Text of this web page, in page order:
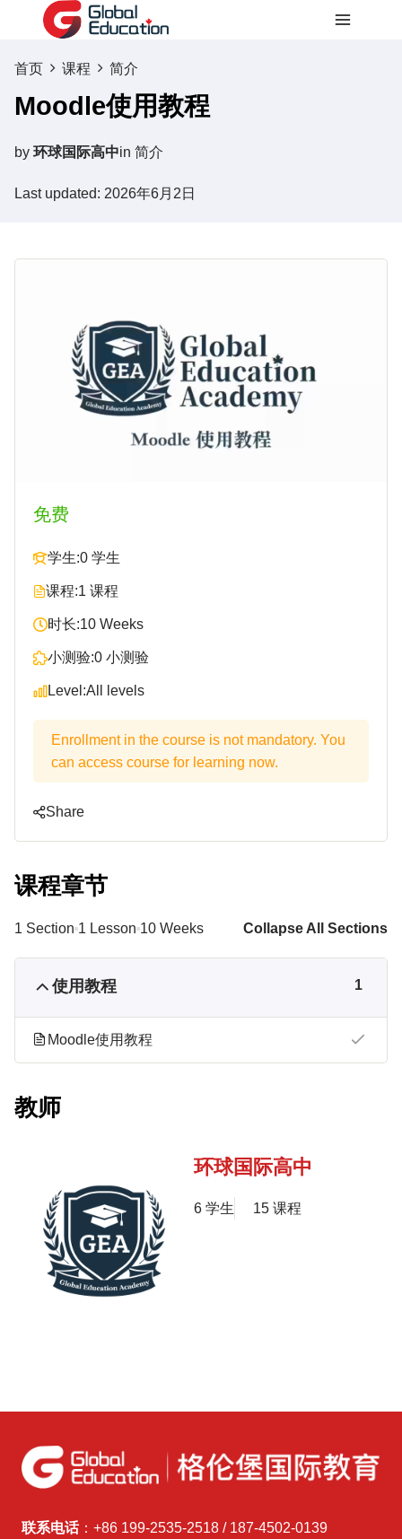
首页 课程 简介
Moodle使用教程
by 环球国际高中in 简介
Last updated: 2026年6月2日
课程章节
1 Section 1 Lesson 10 Weeks Collapse All Sections
使用教程 1
Moodle使用教程
教师
环球国际高中
6 学生 15 课程
免费
学生:0 学生
课程:1 课程
时长:10 Weeks
小测验:0 小测验
Level:All levels
Enrollment in the course is not mandatory. You
can access course for learning now.
Share
联系电话：+86 199-2535-2518 / 187-4502-0139